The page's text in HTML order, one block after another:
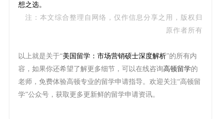
想之选。
注：本文综合整理自网络，仅作信息分享之用，版权归
原作者所有
以上就是关于“美国留学：市场营销硕士深度解析”的所有内
容，如果你还希望了解更多细节，可以在线咨询高顿留学的
老师，免费体验高顿专业的留学申请指导。欢迎关注“高顿留
学”公众号，获取更多更新鲜的留学申请资讯。